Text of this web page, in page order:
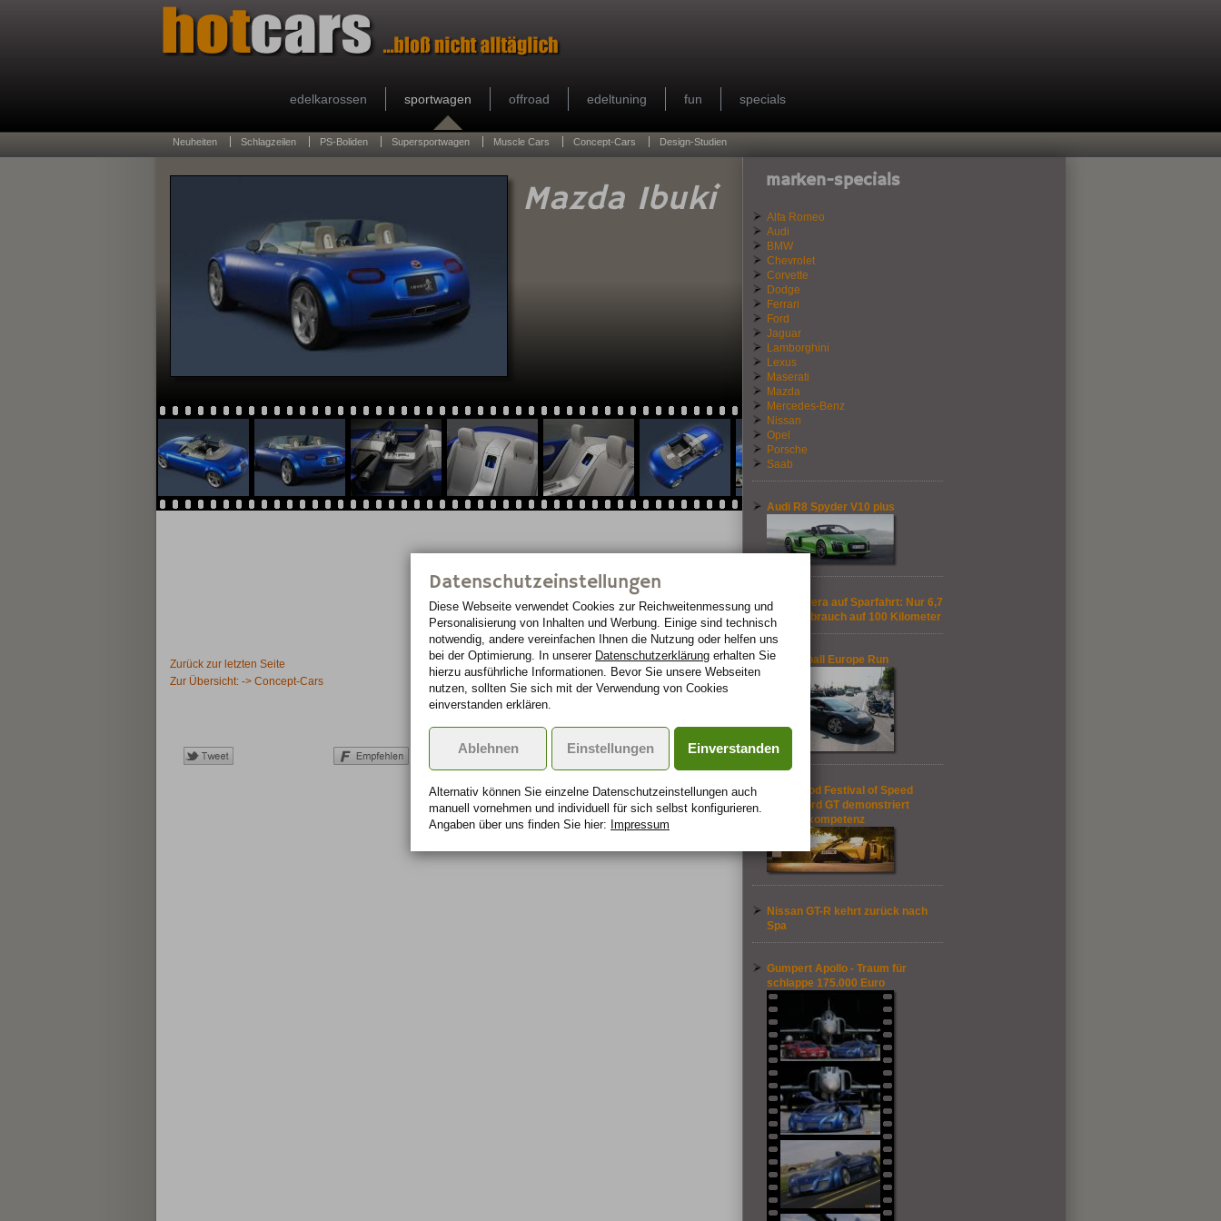
edelkarossen sportwagen offroad edeltuning fun specials
Neuheiten Schlagzeilen PS-Boliden Supersportwagen Muscle Cars Concept-Cars Design-Studien
Mazda Ibuki
Zurück zur letzten Seite
Zur Übersicht: -> Concept-Cars
Quelle: Mazda
marken-specials
Alfa Romeo
Audi
BMW
Chevrolet
Corvette
Dodge
Ferrari
Ford
Jaguar
Lamborghini
Lexus
Maserati
Mazda
Mercedes-Benz
Nissan
Opel
Porsche
Saab
Audi R8 Spyder V10 plus
911 Carrera auf Sparfahrt: Nur 6,7
Liter Verbrauch auf 100 Kilometer
Cannonball Europe Run
Goodwood Festival of Speed
2017: Ford GT demonstriert
Straßenkompetenz
Nissan GT-R kehrt zurück nach
Spa
Gumpert Apollo - Traum für
schlappe 175.000 Euro
Datenschutzeinstellungen
Diese Webseite verwendet Cookies zur Reichweiten­messung und
Personalisierung von Inhalten und Werbung. Einige sind technisch
notwendig, andere vereinfachen Ihnen die Nutzung oder helfen uns
bei der Optimierung. In unserer Datenschutzerklärung erhalten Sie
hierzu ausführliche Informationen. Bevor Sie unsere Webseiten
nutzen, sollten Sie sich mit der Verwendung von Cookies
einverstanden erklären.
Einverstanden
Ablehnen Einstellungen
Alternativ können Sie einzelne Datenschutz­ein­stellungen auch
manuell vor­nehmen und indivi­duell für sich selbst konfigurieren.
Angaben über uns finden Sie hier: Impressum